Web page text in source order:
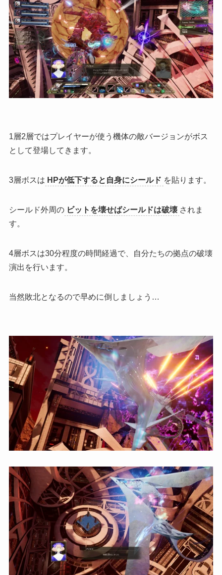
1層2層ではプレイヤーが使う機体の敵バージョンがボス
として登場してきます。
3層ボスは HPが低下すると自身にシールド を貼ります。
シールド外周の ビットを壊せばシールドは破壊 されま
す。
4層ボスは30分程度の時間経過で、自分たちの拠点の破壊
演出 を行います。
当然敗北となるので早めに倒しましょう…